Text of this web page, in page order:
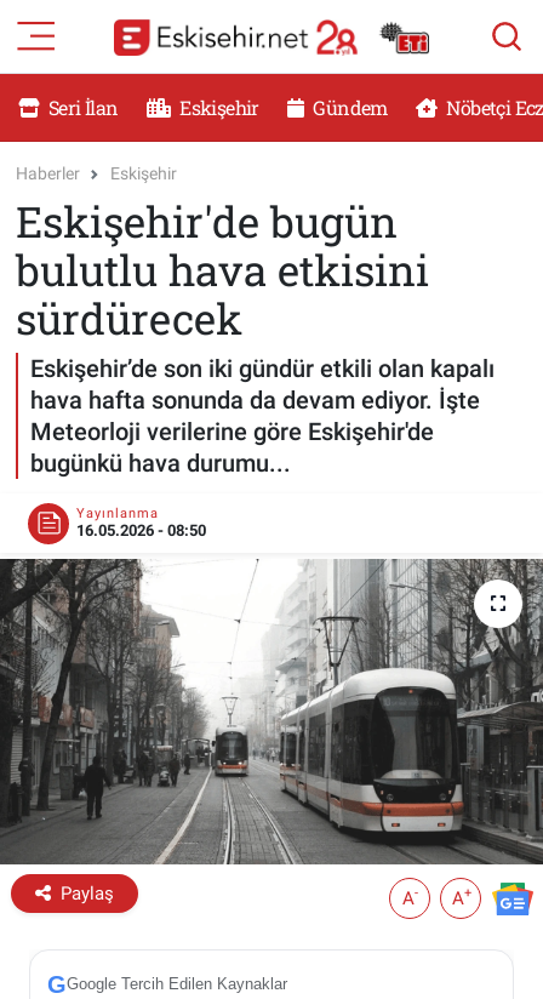
Seri İlan Eskişehir Gündem Nöbetçi
Haberler Eskişehir
Eskişehir'de bugün
bulutlu hava etkisini
sürdürecek
Eskişehir’de son iki gündür etkili olan kapalı
hava hafta sonunda da devam ediyor. İşte
Meteorloji verilerine göre Eskişehir'de
bugünkü hava durumu...
Yayınlanma
16.05.2026 - 08:50
Paylaş A- A+
GGoogle Tercih Edilen Kaynaklar
RESMİ İLANLAR
DÜNYA
SAĞLIK
MAGAZİN
KADIN
TEKNOLOJİ
YEMEK
ESKİŞEHİR NÖBETÇİ ECZANELER
Eskişehir Haber İçerikleri
Eskişehir Hava Durumu
Eskişehir Tramvay Saatleri
Eskişehir Otobüs Saatleri
Eskişehir Nöbetçi Eczaneler
Eskişehir Namaz Vakitleri
Eskişehir Trafik Yoğunluk Haritası
Süper Lig Puan Durumu ve Fikstür
Tüm Manşetler
Son Dakika Haberleri
Haber Arşivi